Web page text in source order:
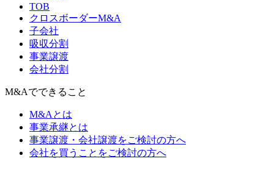
TOB
クロスボーダーM&A
子会社
吸収分割
事業譲渡
会社分割
M&Aでできること
M&Aとは
事業承継とは
事業譲渡・会社譲渡をご検討の方へ
会社を買うことをご検討の方へ